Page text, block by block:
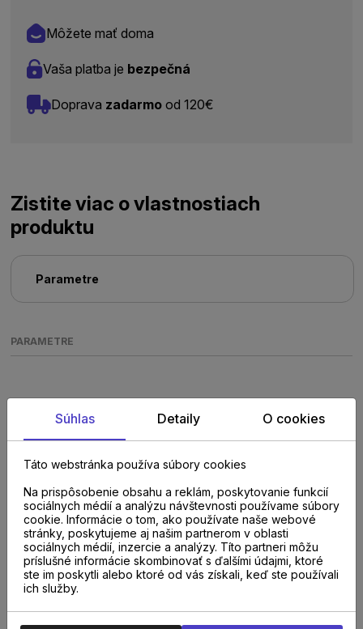
Môžete mať doma
Vaša platba je bezpečná
Doprava zadarmo od 120€
Zistite viac o vlastnostiach
produktu
Parametre
PARAMETRE
Poraďte sa s
odborníkom u nás na
predajni.
Súhlas Detaily O cookies
Táto webstránka používa súbory cookies
Na prispôsobenie obsahu a reklám, poskytovanie funkcií
sociálnych médií a analýzu návštevnosti používame súbory
cookie. Informácie o tom, ako používate naše webové
stránky, poskytujeme aj našim partnerom v oblasti
sociálnych médií, inzercie a analýzy. Títo partneri môžu
príslušné informácie skombinovať s ďalšími údajmi, ktoré
ste im poskytli alebo ktoré od vás získali, keď ste používali
ich služby.